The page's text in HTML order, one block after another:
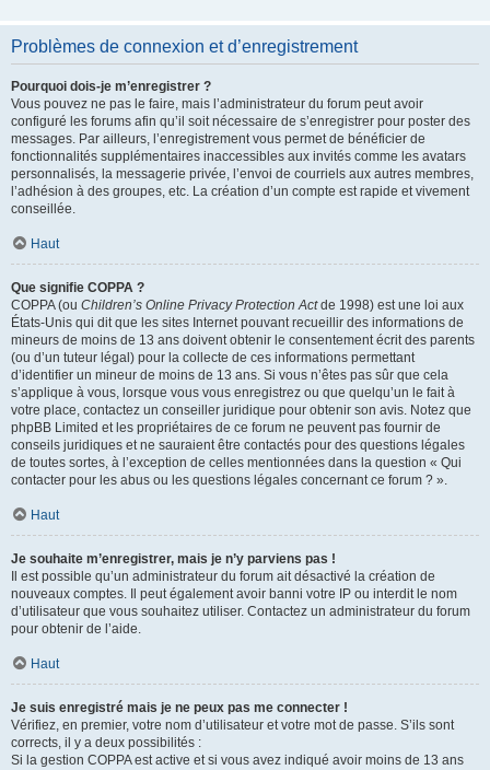
Problèmes de connexion et d’enregistrement
Pourquoi dois-je m’enregistrer ?
Vous pouvez ne pas le faire, mais l’administrateur du forum peut avoir
configuré les forums afin qu’il soit nécessaire de s’enregistrer pour poster des
messages. Par ailleurs, l’enregistrement vous permet de bénéficier de
fonctionnalités supplémentaires inaccessibles aux invités comme les avatars
personnalisés, la messagerie privée, l’envoi de courriels aux autres membres,
l’adhésion à des groupes, etc. La création d’un compte est rapide et vivement
conseillée.
Haut
Que signifie COPPA ?
COPPA (ou Children’s Online Privacy Protection Actde 1998) est une loi aux
États-Unis qui dit que les sites Internet pouvant recueillir des informations de
mineurs de moins de 13 ans doivent obtenir le consentement écrit des parents
(ou d’un tuteur légal) pour la collecte de ces informations permettant
d’identifier un mineur de moins de 13 ans. Si vous n’êtes pas sûr que cela
s’applique à vous, lorsque vous vous enregistrez ou que quelqu’un le fait à
votre place, contactez un conseiller juridique pour obtenir son avis. Notez que
phpBB Limited et les propriétaires de ce forum ne peuvent pas fournir de
conseils juridiques et ne sauraient être contactés pour des questions légales
de toutes sortes, à l’exception de celles mentionnées dans la question « Qui
contacter pour les abus ou les questions légales concernant ce forum ? ».
Haut
Je souhaite m’enregistrer, mais je n’y parviens pas !
Il est possible qu’un administrateur du forum ait désactivé la création de
nouveaux comptes. Il peut également avoir banni votre IP ou interdit le nom
d’utilisateur que vous souhaitez utiliser. Contactez un administrateur du forum
pour obtenir de l’aide.
Haut
Je suis enregistré mais je ne peux pas me connecter !
Vérifiez, en premier, votre nom d’utilisateur et votre mot de passe. S’ils sont
corrects, il y a deux possibilités :
Si la gestion COPPA est active et si vous avez indiqué avoir moins de 13 ans